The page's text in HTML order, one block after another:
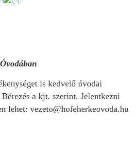
is kedvelő óvodai
a kjt. szerint. Jelentkezni
lehet: vezeto@hofeherkeovoda.hu